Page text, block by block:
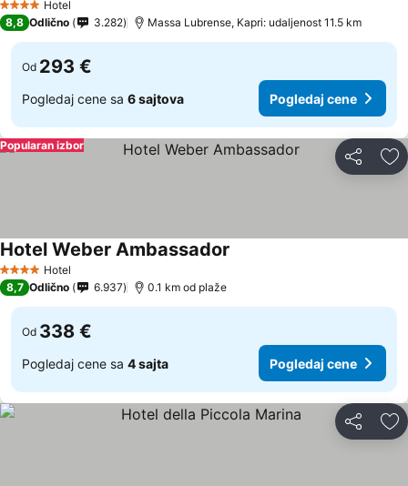
4 ZvezdiceHotel
8,8 Odlično 3.282 Massa Lubrense, Kapri: udaljenost 11.5 km
Od 293 €
Pogledaj cene sa 6 sajtova Pogledaj cene
Deli
Popularan izbor
4 ZvezdiceHotel
Hotel Weber Ambassador
8,7 Odlično 6.937 0.1 km od plaže
Od 338 €
Pogledaj cene sa 4 sajta Pogledaj cene
Deli